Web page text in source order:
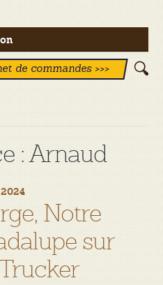
de commandes >>>
:Arnaud
2024
Notre
sur